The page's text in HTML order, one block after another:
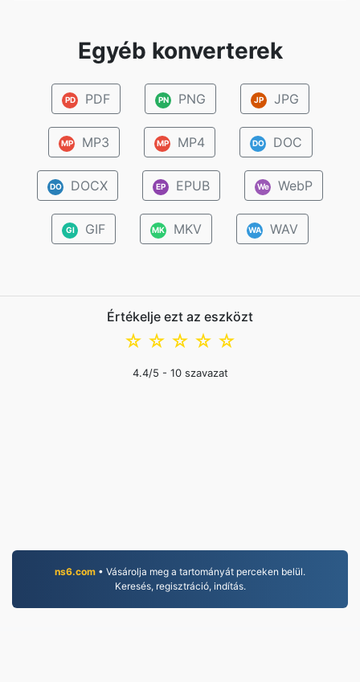
Egyéb konverterek
PD PDF PN PNG JP JPG
MP MP3 MP MP4 DO DOC
DO DOCX EP EPUB We WebP
GI GIF MK MKV WA WAV
Értékelje ezt az eszközt
☆
☆
☆
☆
☆
4.4/5 - 10szavazat
ns6.com • Vásárolja meg a tartományát perceken belül.
Keresés, regisztráció, indítás.